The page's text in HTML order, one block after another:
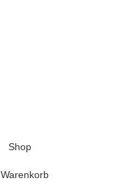
Shop
Warenkorb